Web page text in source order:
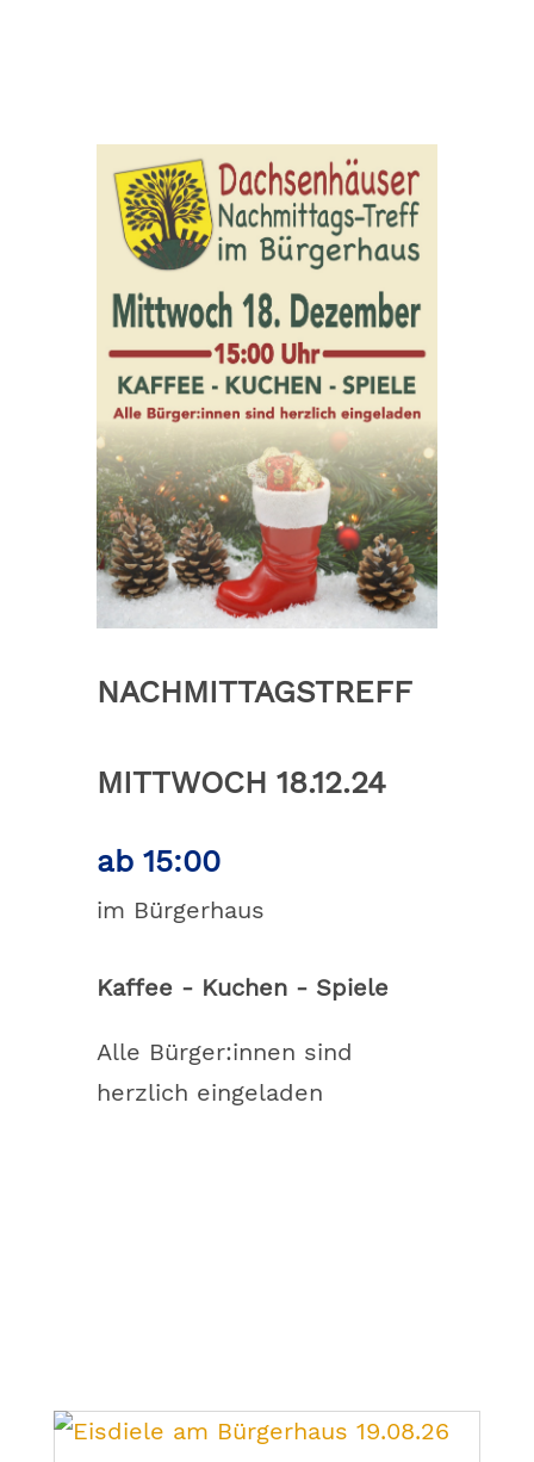
NACHMITTAGSTREFF
MITTWOCH 18.12.24
ab 15:00
im Bürgerhaus
Kaffee - Kuchen - Spiele
Alle Bürger:innen sind
herzlich eingeladen